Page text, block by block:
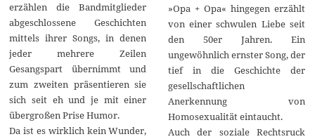
erzählen die Bandmitglieder
abgeschlossene Geschichten
mittels ihrer Songs, in denen
jeder mehrere Zeilen
Gesangspart übernimmt und
zum zweiten präsentieren sie
sich seit eh und je mit einer
übergroßen Prise Humor.
Da ist es wirklich kein Wunder,
»Opa + Opa« hingegen erzählt
von einer schwulen Liebe seit
den 50er Jahren. Ein
ungewöhnlich ernster Song, der
tief in die Geschichte der
gesellschaftlichen
Anerkennung von
Homosexualität eintaucht.
Auch der soziale Rechtsruck